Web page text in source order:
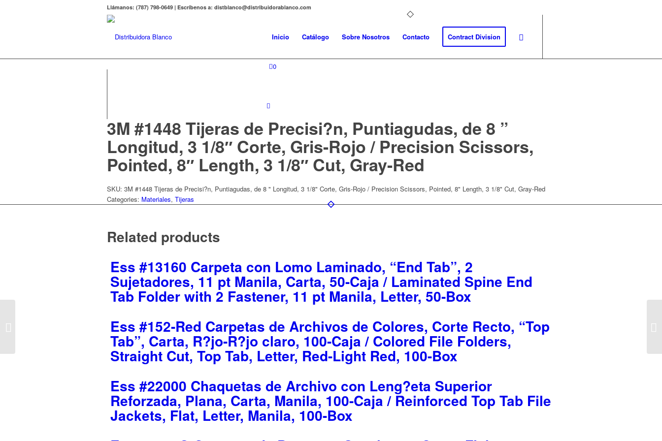
Llámanos: (787) 798-0649 | Escríbenos a: distblanco@distribuidorablanco.com
Inicio Catálogo Sobre Nosotros Contacto Contract Division
0
3M #1448 Tijeras de Precisi?n, Puntiagudas, de 8 ”
Longitud, 3 1/8″ Corte, Gris-Rojo / Precision Scissors,
Pointed, 8″ Length, 3 1/8″ Cut, Gray-Red
SKU: 3M #1448 Tijeras de Precisi?n, Puntiagudas, de 8 " Longitud, 3 1/8" Corte, Gris-Rojo / Precision Scissors, Pointed, 8" Length, 3 1/8" Cut, Gray-Red
Categories: Materiales, Tijeras
Related products
Ess #13160 Carpeta con Lomo Laminado, “End Tab”, 2
Sujetadores, 11 pt Manila, Carta, 50-Caja / Laminated Spine End
Tab Folder with 2 Fastener, 11 pt Manila, Letter, 50-Box
Ess #152-Red Carpetas de Archivos de Colores, Corte Recto, “Top
Tab”, Carta, R?jo-R?jo claro, 100-Caja / Colored File Folders,
Straight Cut, Top Tab, Letter, Red-Light Red, 100-Box
Ess #22000 Chaquetas de Archivo con Leng?eta Superior
Reforzada, Plana, Carta, Manila, 100-Caja / Reinforced Top Tab File
Jackets, Flat, Letter, Manila, 100-Box